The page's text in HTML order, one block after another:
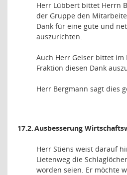
Herr Lübbert bittet Herrn
der Gruppe den
Dank für eine gute und
auszurichten.
Auch Herr Geiser bittet im
Fraktion diesen Dank
Herr Bergmann sagt dies
17.2.Ausbesserung
Herr Stiens weist darauf
Lietenweg die
worden seien. Er möchte